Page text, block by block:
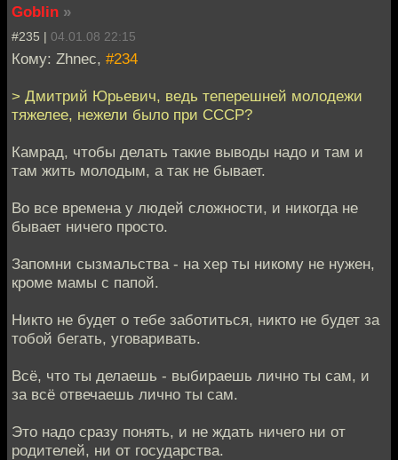
Goblin »
#235 | 04.01.08 22:15
Кому: Zhnec, #234
> Дмитрий Юрьевич, ведь теперешней молодежи
тяжелее, нежели было при СССР?
Камрад, чтобы делать такие выводы надо и там и
там жить молодым, а так не бывает.
Во все времена у людей сложности, и никогда не
бывает ничего просто.
Запомни сызмальства - на хер ты никому не нужен,
кроме мамы с папой.
Никто не будет о тебе заботиться, никто не будет за
тобой бегать, уговаривать.
Всё, что ты делаешь - выбираешь лично ты сам, и
за всё отвечаешь лично ты сам.
Это надо сразу понять, и не ждать ничего ни от
родителей, ни от государства.